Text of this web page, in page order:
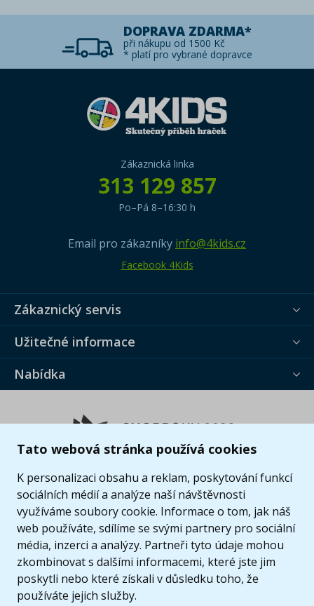
Tato webová stránka používá cookies
K personalizaci obsahu a reklam, poskytování funkcí
sociálních médií a analýze naší návštěvnosti
využíváme soubory cookie. Informace o tom, jak náš
web používáte, sdílíme se svými partnery pro sociální
média, inzerci a analýzy. Partneři tyto údaje mohou
zkombinovat s dalšími informacemi, které jste jim
poskytli nebo které získali v důsledku toho, že
používáte jejich služby.
DOPRAVA ZDARMA*
při nákupu od 1500 Kč
* platí pro vybrané dopravce
Zákaznická linka
313 129 857
Po–Pá 8–16:30 h
Email pro zákazníky info@4kids.cz
Facebook 4Kids
Zákaznický servis
Užitečné informace
Nabídka